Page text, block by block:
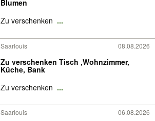
Blumen
Zu verschenken ...
Saarlouis 08.08.2026
Zu verschenken Tisch ,Wohnzimmer,
Küche, Bank
Zu verschenken ...
Saarlouis 06.08.2026